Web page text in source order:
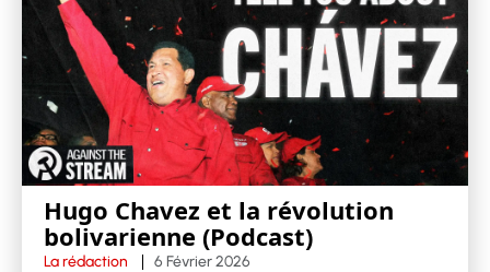
Hugo Chavez et la révolution
bolivarienne (Podcast)
La rédaction 6 Février 2026